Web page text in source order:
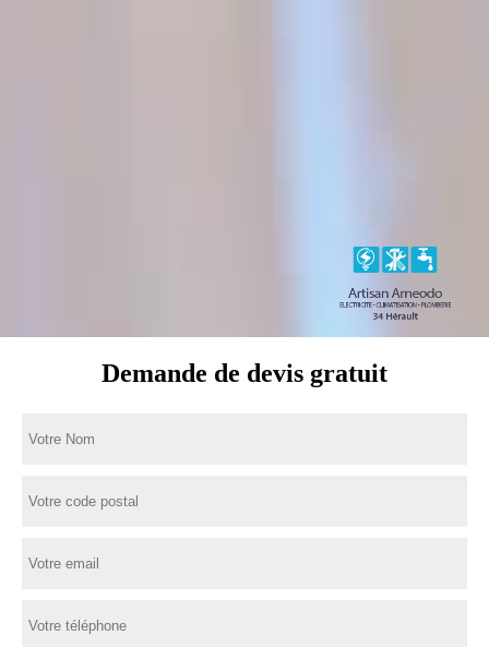
Demande de devis gratuit